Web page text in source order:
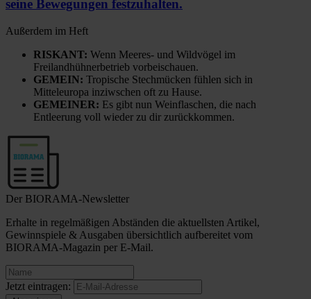
seine Bewegungen festzuhalten.
Außerdem im Heft
RISKANT: Wenn Meeres- und Wildvögel im
Freilandhühnerbetrieb vorbeischauen.
GEMEIN: Tropische Stechmücken fühlen sich in
Mitteleuropa inziwschen oft zu Hause.
GEMEINER: Es gibt nun Weinflaschen, die nach
Entleerung voll wieder zu dir zurückkommen.
Der BIORAMA-Newsletter
Erhalte in regelmäßigen Abständen die aktuellsten Artikel,
Gewinnspiele & Ausgaben übersichtlich aufbereitet vom
BIORAMA-Magazin per E-Mail.
Jetzt eintragen: